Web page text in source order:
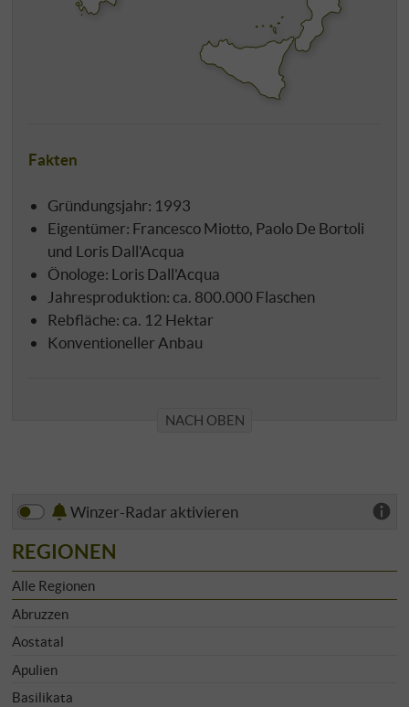
Fakten
Gründungsjahr: 1993
Eigentümer: Francesco Miotto, Paolo De Bortoli
und Loris Dall'Acqua
Önologe: Loris Dall'Acqua
Jahresproduktion: ca. 800.000 Flaschen
Rebfläche: ca. 12 Hektar
Konventioneller Anbau
NACH OBEN
Winzer-Radar aktivieren
REGIONEN
Alle Regionen
Abruzzen
Aostatal
Apulien
Basilikata